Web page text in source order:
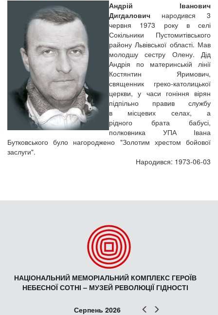
Андрій Іванович
Дигдалович народився 3
червня 1973 року в селі
Сокільники Пустомитівського
району Львівської області. Мав
молодшу сестру Олену. Дід
Андрія по материнській лінії
Костянтин Яримович,
священник греко-католицької
церкви, у часи гоніння вірян
підпільно правив службу
в місцевих селах, а
рідного брата бабусі,
полковника УПА Івана
Бутковського було нагороджено "Золотим хрестом бойової
заслуги".
Народився: 1973-06-03
НАЦІОНАЛЬНИЙ МЕМОРІАЛЬНИЙ КОМПЛЕКС ГЕРОЇВ
НЕБЕСНОЇ СОТНІ – МУЗЕЙ РЕВОЛЮЦІЇ ГІДНОСТІ
Попер
Серпень 2026